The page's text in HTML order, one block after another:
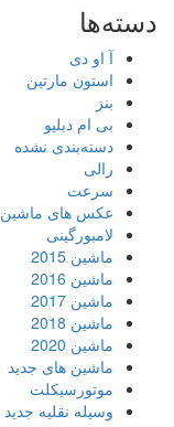
دسته‌ها
آ او دی
استون مارتین
بنز
بی ام دبلیو
دسته‌بندی نشده
رالی
سرعت
عکس های ماشین
لامبورگینی
ماشین 2015
ماشین 2016
ماشین 2017
ماشین 2018
ماشین 2020
ماشین های جدید
موتورسیکلت
وسیله نقلیه جدید